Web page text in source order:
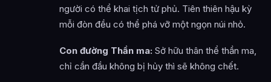
người có thể khai tịch tử phủ. Tiên thiên hậu kỳ
mỗi đòn đều có thể phá vỡ một ngọn núi nhỏ.
Con đường Thần ma: Sở hữu thân thể thần ma,
chỉ cần đầu không bị hủy thì sẽ không chết.